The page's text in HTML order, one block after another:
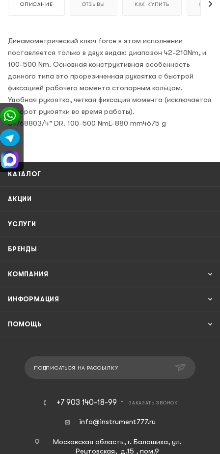
ОПИСАНИЕ ОТЗЫВЫ КАК КУПИТЬ ОПЛАТА
Динамометрический ключ force в этом исполнении
поставляется только в двух видах: диапазон 42-210Nm, и
100-500 Nm. Основная конструктивная особенность
данного типа это прорезиненная рукоятка с быстрой
фиксацией рабочего момента стопорным кольцом.
Удобная рукоятка, четкая фиксация момента (исключается
поворот рукоятки во время работы).
64768803/4" DR. 100-500 NmL-880 mm4675 g
КАТАЛОГ
АКЦИИ
УСЛУГИ
БРЕНДЫ
КОМПАНИЯ
ИНФОРМАЦИЯ
ПОМОЩЬ
ПОДПИСАТЬСЯ НА РАССЫЛКУ
+7 903 140-18-99 ЗАКАЗАТЬ ЗВОНОК
info@instrument777.ru
Московская область, г. Балашиха, ул.
Реутовская, д.15 , пом.9